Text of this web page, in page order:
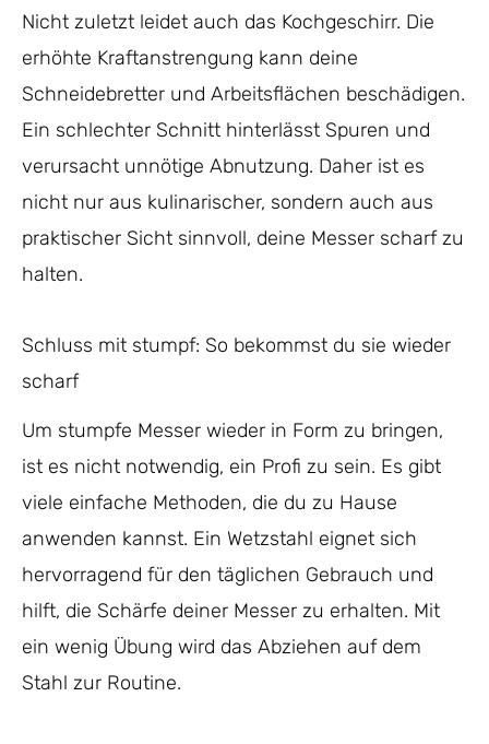
Nicht zuletzt leidet auch das Kochgeschirr. Die
erhöhte Kraftanstrengung kann deine
Schneidebretter und Arbeitsflächen beschädigen.
Ein schlechter Schnitt hinterlässt Spuren und
verursacht unnötige Abnutzung. Daher ist es
nicht nur aus kulinarischer, sondern auch aus
praktischer Sicht sinnvoll, deine Messer scharf zu
halten.
Schluss mit stumpf: So bekommst du sie wieder
scharf
Um stumpfe Messer wieder in Form zu bringen,
ist es nicht notwendig, ein Profi zu sein. Es gibt
viele einfache Methoden, die du zu Hause
anwenden kannst. Ein Wetzstahl eignet sich
hervorragend für den täglichen Gebrauch und
hilft, die Schärfe deiner Messer zu erhalten. Mit
ein wenig Übung wird das Abziehen auf dem
Stahl zur Routine.